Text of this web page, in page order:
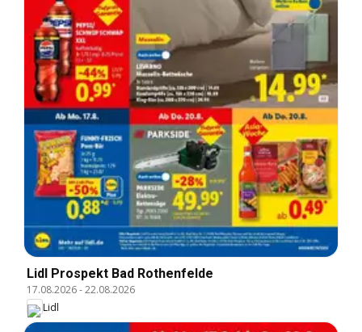
Lidl Prospekt Bad Rothenfelde
17.08.2026-22.08.2026
Lidl